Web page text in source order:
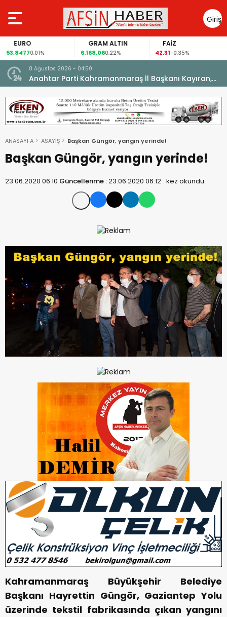
Giriş
Yap
EURO
53,84770,01%
GRAM ALTIN
6.168,060,22%
FAİZ
42,31-0,35%
8 Ağustos 2026 - 04:50
Anahtar Parti Kahramanmaraş İl Başkanı Kayıran,
Afşin Teşkilatı ile buluştu.
ANASAYFA ASAYİŞ Başkan Güngör, yangın yerinde!
Başkan Güngör, yangın yerinde!
23.06.2020 06:10 Güncellenme :23.06.2020 06:12 kez okundu
Kahramanmaraş Büyükşehir Belediye
Başkanı Hayrettin Güngör, Gaziantep Yolu
üzerinde tekstil fabrikasında çıkan yangını